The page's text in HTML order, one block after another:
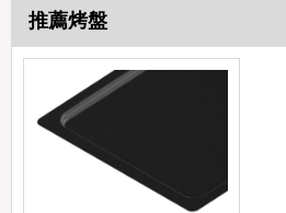
推薦烤盤